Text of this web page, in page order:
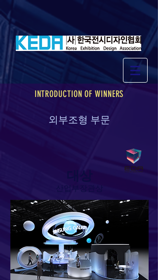
INTRODUCTION OF WINNERS
외부조형 부문
대상​
​산업부장관상